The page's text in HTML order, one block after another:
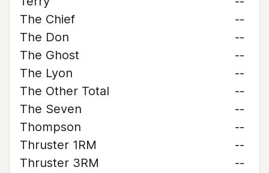
The Chief
--
The Don
--
The Ghost
--
The Lyon
--
The Other Total
--
The Seven
--
Thompson
--
Thruster 1RM
--
Thruster 3RM
--